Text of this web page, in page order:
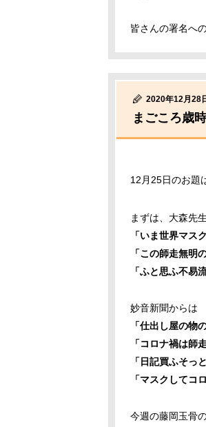
皆さんの署名へ
2020年12月28
まごころ歳
12月25日のお題
まずは、大森先
「いま世界マス
「この師走無明
「ふと思ふ不易
妙音新聞からは
「仕出し屋の物
「コロナ禍は師
「日記買ふそっ
「マスクしてコ
今週の藤岡玉骨の